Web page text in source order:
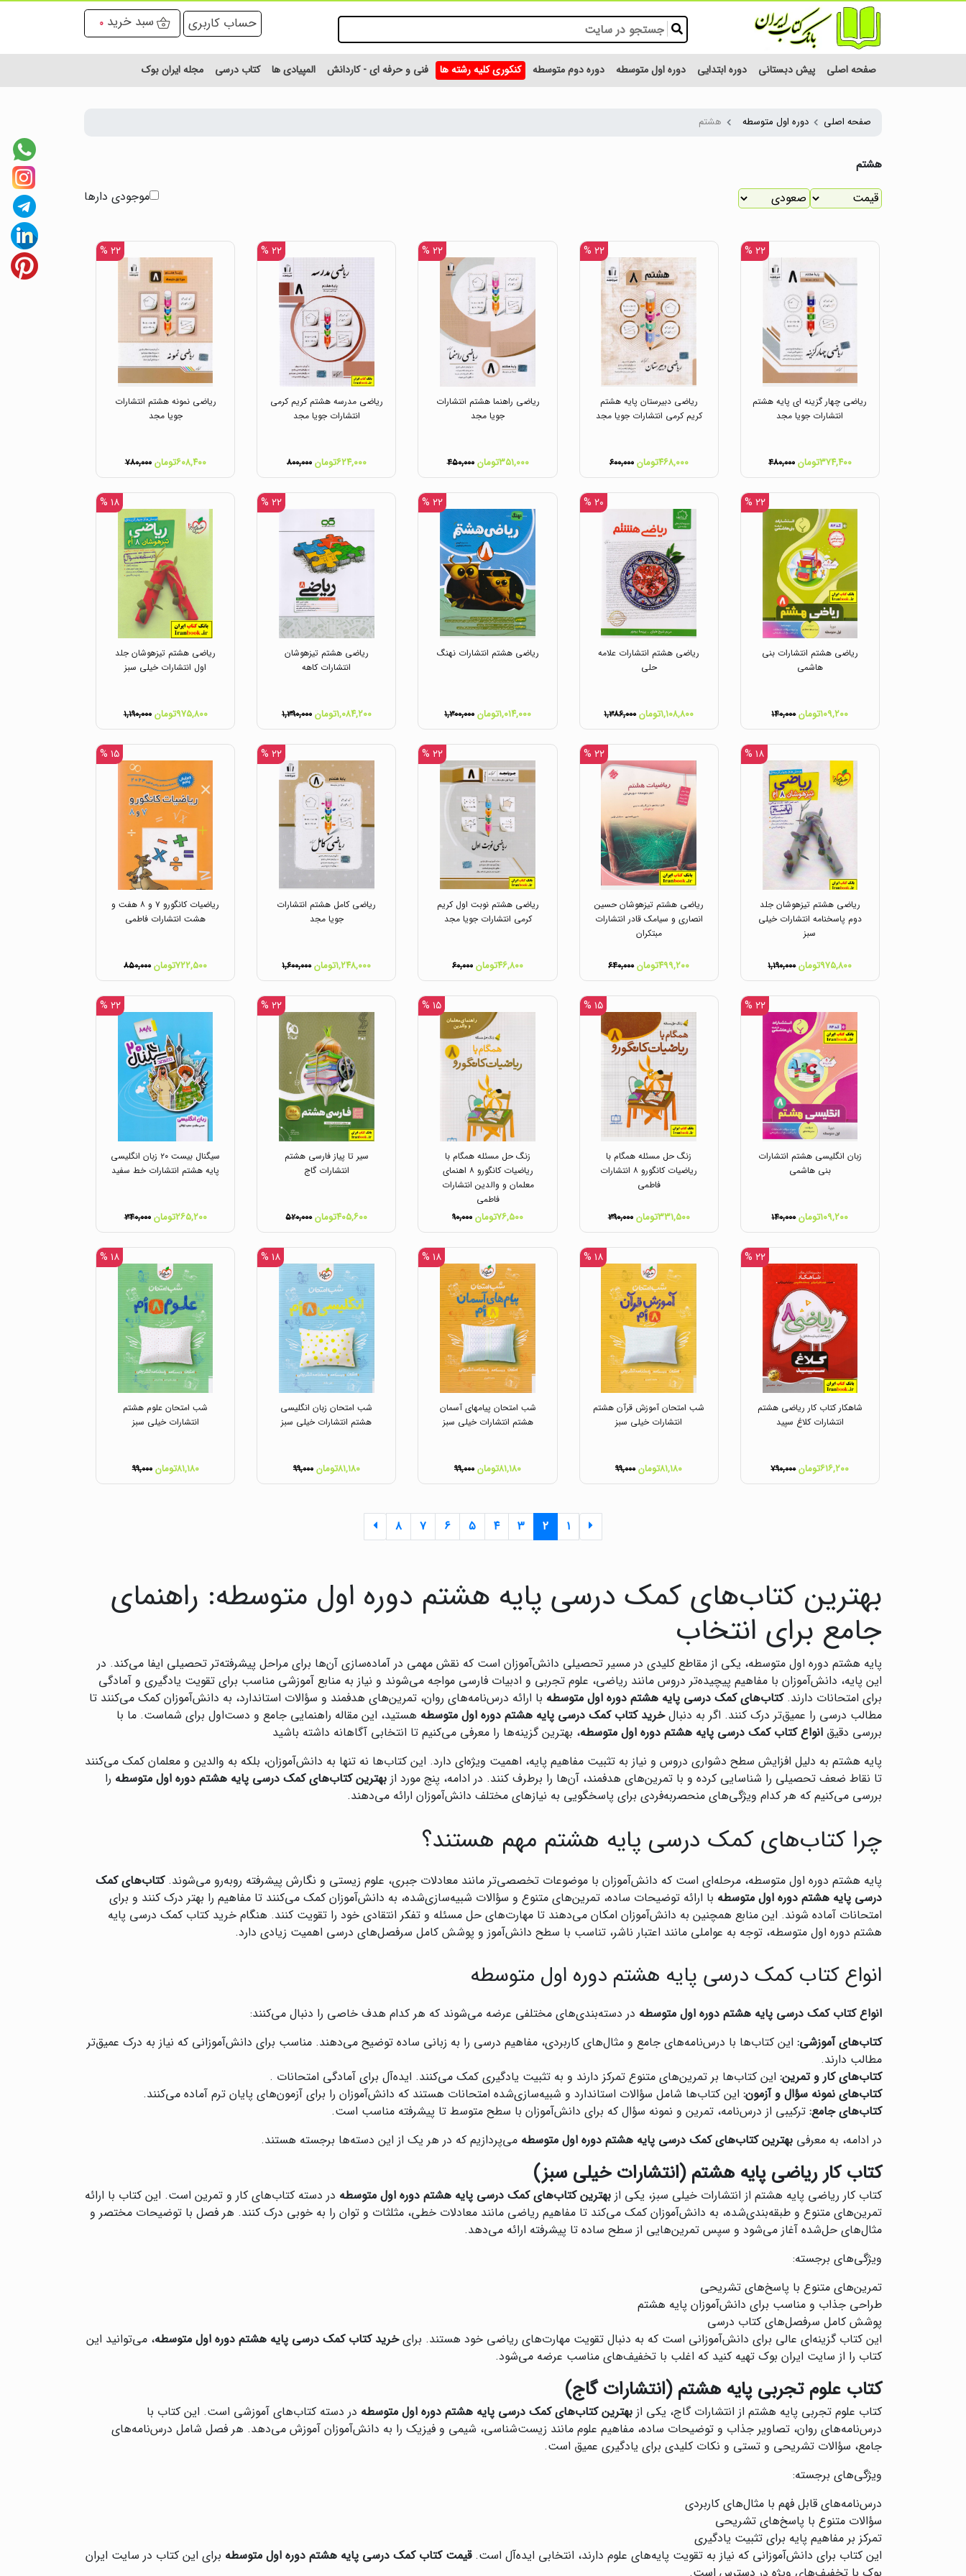
حساب کاربری سبد خرید 0
صفحه اصلی پیش دبستانی دوره ابتدایی دوره اول متوسطه دوره دوم متوسطه کنکوری کلیه رشته ها فنی و حرفه ای - کاردانش المپیادی ها کتاب درسی مجله ایران بوک
صفحه اصلی دوره اول متوسطه هشتم
هشتم
موجودی دارها
۲۲ %
ریاضی چهار گزینه ای پایه هشتم
انتشارات جویا مجد
۳۷۴,۴۰۰تومان ۴۸۰,۰۰۰
۲۲ %
ریاضی دبیرستان پایه هشتم
کریم کرمی انتشارات جویا مجد
۴۶۸,۰۰۰تومان ۶۰۰,۰۰۰
۲۲ %
ریاضی راهنما هشتم انتشارات
جویا مجد
۳۵۱,۰۰۰تومان ۴۵۰,۰۰۰
۲۲ %
ریاضی مدرسه هشتم کریم کرمی
انتشارات جویا مجد
۶۲۴,۰۰۰تومان ۸۰۰,۰۰۰
۲۲ %
ریاضی نمونه هشتم انتشارات
جویا مجد
۶۰۸,۴۰۰تومان ۷۸۰,۰۰۰
۲۲ %
ریاضی هشتم انتشارات بنی
هاشمی
۱۰۹,۲۰۰تومان ۱۴۰,۰۰۰
۲۰ %
ریاضی هشتم انتشارات علامه
حلی
۱,۱۰۸,۸۰۰تومان ۱,۳۸۶,۰۰۰
۲۲ %
ریاضی هشتم انتشارات نهنگ
۱,۰۱۴,۰۰۰تومان ۱,۳۰۰,۰۰۰
۲۲ %
ریاضی هشتم تیزهوشان
انتشارات کاهه
۱,۰۸۴,۲۰۰تومان ۱,۳۹۰,۰۰۰
۱۸ %
ریاضی هشتم تیزهوشان جلد
اول انتشارات خیلی سبز
۹۷۵,۸۰۰تومان ۱,۱۹۰,۰۰۰
۱۸ %
ریاضی هشتم تیزهوشان جلد
دوم پاسخنامه انتشارات خیلی
سبز
۹۷۵,۸۰۰تومان ۱,۱۹۰,۰۰۰
۲۲ %
ریاضی هشتم تیزهوشان حسین
انصاری و سیامک قادر انتشارات
مبتکران
۴۹۹,۲۰۰تومان ۶۴۰,۰۰۰
۲۲ %
ریاضی هشتم نوبت اول کریم
کرمی انتشارات جویا مجد
۴۶,۸۰۰تومان ۶۰,۰۰۰
۲۲ %
ریاضی کامل هشتم انتشارات
جویا مجد
۱,۲۴۸,۰۰۰تومان ۱,۶۰۰,۰۰۰
۱۵ %
ریاضیات کانگورو ۷ و ۸ هفت و
هشت انتشارات فاطمی
۷۲۲,۵۰۰تومان ۸۵۰,۰۰۰
۲۲ %
زبان انگلیسی هشتم انتشارات
بنی هاشمی
۱۰۹,۲۰۰تومان ۱۴۰,۰۰۰
۱۵ %
زنگ حل مسئله همگام با
ریاضیات کانگورو ۸ انتشارات
فاطمی
۳۳۱,۵۰۰تومان ۳۹۰,۰۰۰
۱۵ %
زنگ حل مسئله همگام با
ریاضیات کانگورو ۸ اهنمای
معلمان و والدین انتشارات
فاطمی
۷۶,۵۰۰تومان ۹۰,۰۰۰
۲۲ %
سیر تا پیاز فارسی هشتم
انتشارات گاج
۴۰۵,۶۰۰تومان ۵۲۰,۰۰۰
۲۲ %
سیگنال بیست ۲۰ زبان انگلیسی
پایه هشتم انتشارات خط سفید
۲۶۵,۲۰۰تومان ۳۴۰,۰۰۰
۲۲ %
شاهکار کتاب کار ریاضی هشتم
انتشارات کلاغ سپید
۶۱۶,۲۰۰تومان ۷۹۰,۰۰۰
۱۸ %
شب امتحان آموزش قرآن هشتم
انتشارات خیلی سبز
۸۱,۱۸۰تومان ۹۹,۰۰۰
۱۸ %
شب امتحان پیامهای آسمان
هشتم انتشارات خیلی سبز
۸۱,۱۸۰تومان ۹۹,۰۰۰
۱۸ %
شب امتحان زبان انگلیسی
هشتم انتشارات خیلی سبز
۸۱,۱۸۰تومان ۹۹,۰۰۰
۱۸ %
شب امتحان علوم هشتم
انتشارات خیلی سبز
۸۱,۱۸۰تومان ۹۹,۰۰۰
۱ ۲ ۳ ۴ ۵ ۶ ۷ ۸
بهترین کتاب‌های کمک درسی پایه هشتم دوره اول متوسطه: راهنمای
جامع برای انتخاب
پایه هشتم دوره اول متوسطه، یکی از مقاطع کلیدی در مسیر تحصیلی دانش‌آموزان است که نقش مهمی در آماده‌سازی آن‌ها برای مراحل پیشرفته‌تر تحصیلی ایفا می‌کند. در
این پایه، دانش‌آموزان با مفاهیم پیچیده‌تر دروس مانند ریاضی، علوم تجربی و ادبیات فارسی مواجه می‌شوند و نیاز به منابع آموزشی مناسب برای تقویت یادگیری و آمادگی
برای امتحانات دارند.کتاب‌های کمک درسی پایه هشتم دوره اول متوسطه با ارائه درس‌نامه‌های روان، تمرین‌های هدفمند و سؤالات استاندارد، به دانش‌آموزان کمک می‌کنند تا
مطالب درسی را عمیق‌تر درک کنند. اگر به دنبالخرید کتاب کمک درسی پایه هشتم دوره اول متوسطه هستید، این مقاله راهنمایی جامع و دست‌اول برای شماست. ما با
بررسی دقیق انواع کتاب کمک درسی پایه هشتم دوره اول متوسطه، بهترین گزینه‌ها را معرفی می‌کنیم تا انتخابی آگاهانه داشته باشید
پایه هشتم به دلیل افزایش سطح دشواری دروس و نیاز به تثبیت مفاهیم پایه، اهمیت ویژه‌ای دارد. این کتاب‌ها نه تنها به دانش‌آموزان، بلکه به والدین و معلمان کمک می‌کنند
تا نقاط ضعف تحصیلی را شناسایی کرده و با تمرین‌های هدفمند، آن‌ها را برطرف کنند. در ادامه، پنج مورد از بهترین کتاب‌های کمک درسی پایه هشتم دوره اول متوسطه را
بررسی می‌کنیم که هر کدام ویژگی‌های منحصربه‌فردی برای پاسخگویی به نیازهای مختلف دانش‌آموزان ارائه می‌دهند.
چرا کتاب‌های کمک درسی پایه هشتم مهم هستند؟
پایه هشتم دوره اول متوسطه، مرحله‌ای است که دانش‌آموزان با موضوعات تخصصی‌تر مانند معادلات جبری، علوم زیستی و نگارش پیشرفته روبه‌رو می‌شوند.کتاب‌های کمک
درسی پایه هشتم دوره اول متوسطه با ارائه توضیحات ساده، تمرین‌های متنوع و سؤالات شبیه‌سازی‌شده، به دانش‌آموزان کمک می‌کنند تا مفاهیم را بهتر درک کنند و برای
امتحانات آماده شوند. این منابع همچنین به دانش‌آموزان امکان می‌دهند تا مهارت‌های حل مسئله و تفکر انتقادی خود را تقویت کنند. هنگام خرید کتاب کمک درسی پایه
هشتم دوره اول متوسطه، توجه به عواملی مانند اعتبار ناشر، تناسب با سطح دانش‌آموز و پوشش کامل سرفصل‌های درسی اهمیت زیادی دارد.
انواع کتاب کمک درسی پایه هشتم دوره اول متوسطه
انواع کتاب کمک درسی پایه هشتم دوره اول متوسطه در دسته‌بندی‌های مختلفی عرضه می‌شوند که هر کدام هدف خاصی را دنبال می‌کنند:
کتاب‌های آموزشی: این کتاب‌ها با درس‌نامه‌های جامع و مثال‌های کاربردی، مفاهیم درسی را به زبانی ساده توضیح می‌دهند. مناسب برای دانش‌آموزانی که نیاز به درک عمیق‌تر
مطالب دارند.
کتاب‌های کار و تمرین: این کتاب‌ها بر تمرین‌های متنوع تمرکز دارند و به تثبیت یادگیری کمک می‌کنند. ایده‌آل برای آمادگی امتحانات .
کتاب‌های نمونه سؤال و آزمون: این کتاب‌ها شامل سؤالات استاندارد و شبیه‌سازی‌شده امتحانات هستند که دانش‌آموزان را برای آزمون‌های پایان ترم آماده می‌کنند.
کتاب‌های جامع: ترکیبی از درس‌نامه، تمرین و نمونه سؤال که برای دانش‌آموزان با سطح متوسط تا پیشرفته مناسب است.
در ادامه، به معرفی بهترین کتاب‌های کمک درسی پایه هشتم دوره اول متوسطه می‌پردازیم که در هر یک از این دسته‌ها برجسته هستند.
کتاب کار ریاضی پایه هشتم (انتشارات خیلی سبز)
کتاب کار ریاضی پایه هشتم از انتشارات خیلی سبز، یکی از بهترین کتاب‌های کمک درسی پایه هشتم دوره اول متوسطه در دسته کتاب‌های کار و تمرین است. این کتاب با ارائه
تمرین‌های متنوع و طبقه‌بندی‌شده، به دانش‌آموزان کمک می‌کند تا مفاهیم ریاضی مانند معادلات خطی، مثلثات و توان را به خوبی درک کنند. هر فصل با توضیحات مختصر و
مثال‌های حل‌شده آغاز می‌شود و سپس تمرین‌هایی از سطح ساده تا پیشرفته ارائه می‌دهد.
ویژگی‌های برجسته:
تمرین‌های متنوع با پاسخ‌های تشریحی
طراحی جذاب و مناسب برای دانش‌آموزان پایه هشتم
پوشش کامل سرفصل‌های کتاب درسی
این کتاب گزینه‌ای عالی برای دانش‌آموزانی است که به دنبال تقویت مهارت‌های ریاضی خود هستند. برایخرید کتاب کمک درسی پایه هشتم دوره اول متوسطه، می‌توانید این
کتاب را از سایت ایران بوک تهیه کنید که اغلب با تخفیف‌های مناسب عرضه می‌شود.
کتاب علوم تجربی پایه هشتم (انتشارات گاج)
کتاب علوم تجربی پایه هشتم از انتشارات گاج، یکی از بهترین کتاب‌های کمک درسی پایه هشتم دوره اول متوسطه در دسته کتاب‌های آموزشی است. این کتاب با
درس‌نامه‌های روان، تصاویر جذاب و توضیحات ساده، مفاهیم علوم مانند زیست‌شناسی، شیمی و فیزیک را به دانش‌آموزان آموزش می‌دهد. هر فصل شامل درس‌نامه‌های
جامع، سؤالات تشریحی و تستی و نکات کلیدی برای یادگیری عمیق است.
ویژگی‌های برجسته:
درس‌نامه‌های قابل فهم با مثال‌های کاربردی
سؤالات متنوع با پاسخ‌های تشریحی
تمرکز بر مفاهیم پایه برای تثبیت یادگیری
این کتاب برای دانش‌آموزانی که نیاز به تقویت پایه‌های علوم دارند، انتخابی ایده‌آل است.قیمت کتاب کمک درسی پایه هشتم دوره اول متوسطه برای این کتاب در سایت ایران
بوک با تخفیف‌های ویژه در دسترس است.